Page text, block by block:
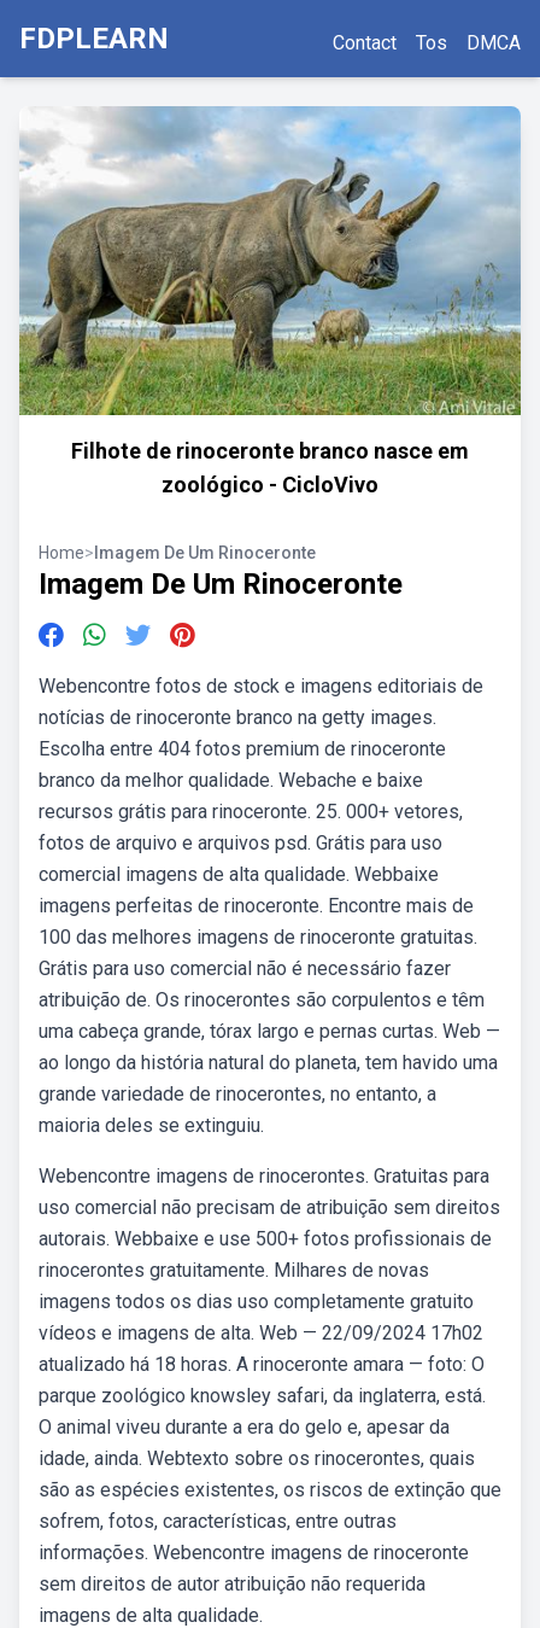
FDPLEARN Contact Tos DMCA
Filhote de rinoceronte branco nasce em
zoológico - CicloVivo
Home> Imagem De Um Rinoceronte
Imagem De Um Rinoceronte
Webencontre fotos de stock e imagens editoriais de
notícias de rinoceronte branco na getty images.
Escolha entre 404 fotos premium de rinoceronte
branco da melhor qualidade. Webache e baixe
recursos grátis para rinoceronte. 25. 000+ vetores,
fotos de arquivo e arquivos psd. Grátis para uso
comercial imagens de alta qualidade. Webbaixe
imagens perfeitas de rinoceronte. Encontre mais de
100 das melhores imagens de rinoceronte gratuitas.
Grátis para uso comercial não é necessário fazer
atribuição de. Os rinocerontes são corpulentos e têm
uma cabeça grande, tórax largo e pernas curtas. Web —
ao longo da história natural do planeta, tem havido uma
grande variedade de rinocerontes, no entanto, a
maioria deles se extinguiu.
Webencontre imagens de rinocerontes. Gratuitas para
uso comercial não precisam de atribuição sem direitos
autorais. Webbaixe e use 500+ fotos profissionais de
rinocerontes gratuitamente. Milhares de novas
imagens todos os dias uso completamente gratuito
vídeos e imagens de alta. Web — 22/09/2024 17h02
atualizado há 18 horas. A rinoceronte amara — foto: O
parque zoológico knowsley safari, da inglaterra, está.
O animal viveu durante a era do gelo e, apesar da
idade, ainda. Webtexto sobre os rinocerontes, quais
são as espécies existentes, os riscos de extinção que
sofrem, fotos, características, entre outras
informações. Webencontre imagens de rinoceronte
sem direitos de autor atribuição não requerida
imagens de alta qualidade.